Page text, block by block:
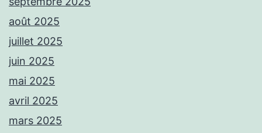
août 2025
juillet 2025
juin 2025
mai 2025
avril 2025
mars 2025